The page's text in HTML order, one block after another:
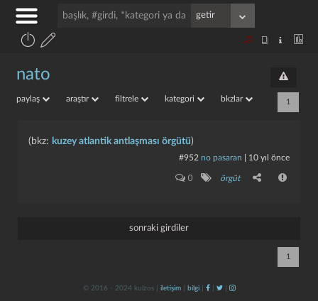
nato
paylaş araştır filtrele kategori bkzlar 1
(bkz: kuzey atlantik antlaşması örgütü)
#952 no pasaran 10 yıl önce
0 örgüt
sonraki girdiler
1
© 2016 - 2024 kulzos | iletişim| bilgi| | |